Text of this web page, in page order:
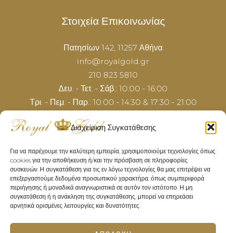
Διαχείριση Συγκατάθεσης
Για να παρέχουμε την καλύτερη εμπειρία, χρησιμοποιούμε τεχνολογίες όπως
cookies για την αποθήκευση ή/και την πρόσβαση σε πληροφορίες
συσκευών. Η συγκατάθεση για τις εν λόγω τεχνολογίες θα μας επιτρέψει να
επεξεργαστούμε δεδομένα προσωπικού χαρακτήρα, όπως συμπεριφορά
περιήγησης ή μοναδικά αναγνωριστικά σε αυτόν τον ιστότοπο. Η μη
συγκατάθεση ή η ανάκληση της συγκατάθεσης, μπορεί να επηρεάσει
αρνητικά ορισμένες λειτουργίες και δυνατότητες.
Στοιχεία Επικοινωνίας
Πατησίων 142, 11257 Αθήνα
info@royalgold.gr
210 823 5810
Δευ. - Τετ. - Σάβ.: 10:00 - 16:00
Τρι. - Πεμ. - Παρ.: 10:00 - 14:30 & 17:30 - 21:00